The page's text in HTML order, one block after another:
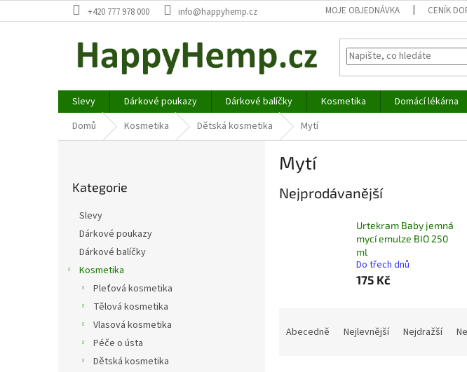
na
+420 777 978 000 info@happyhemp.cz MOJE OBJEDNÁVKA CENÍK
Slevy Dárkové poukazy Dárkové balíčky Kosmetika Domácí lékárna
Domů
Kosmetika Dětská kosmetika Mytí
kategorie
Kategorie
Slevy
Dárkové poukazy
Dárkové balíčky
Kosmetika
Pleťová kosmetika
Tělová kosmetika
Vlasová kosmetika
Péče o ústa
Dětská kosmetika
Mytí
Nejprodávanější
Urtekram Baby jemná
mycí emulze BIO 250
ml
Do třech dnů
175 Kč
Abecedně Nejlevnější Nejdražší